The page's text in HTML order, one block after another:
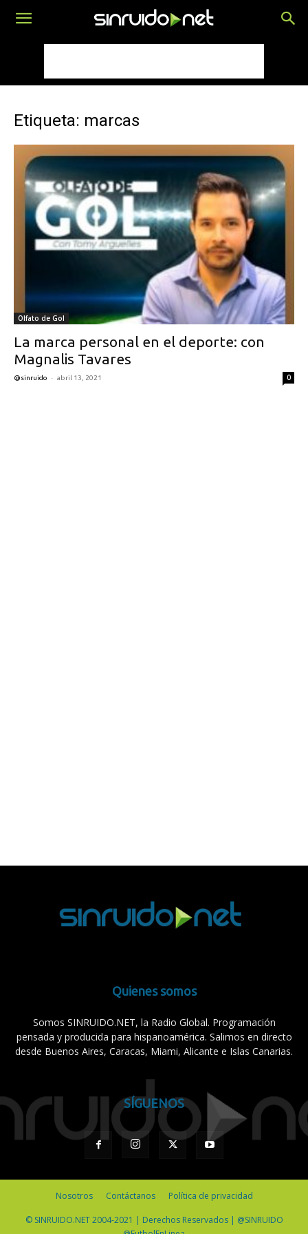
Etiqueta: marcas
Olfato de Gol
La marca personal en el deporte: con
Magnalis Tavares
@sinruido - abril 13, 2021 0
Quienes somos
Somos SINRUIDO.NET, la Radio Global. Programación
pensada y producida para hispanoamérica. Salimos en directo
desde Buenos Aires, Caracas, Miami, Alicante e Islas Canarias.
SÍGUENOS
Nosotros Contáctanos Política de privacidad
© SINRUIDO.NET 2004-2021 | Derechos Reservados | @SINRUIDO